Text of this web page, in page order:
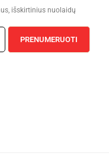
išskirtinius nuolaidų
PRENUMERUOTI